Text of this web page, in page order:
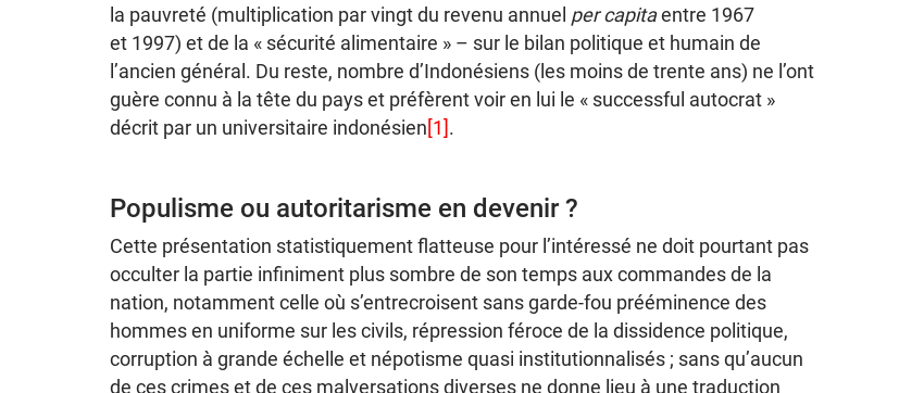
la pauvreté (multiplication par vingt du revenu annuel per capitaentre 1967
et 1997) et de la « sécurité alimentaire » – sur le bilan politique et humain de
l’ancien général. Du reste, nombre d’Indonésiens (les moins de trente ans) ne l’ont
guère connu à la tête du pays et préfèrent voir en lui le « successful autocrat »
décrit par un universitaire indonésien[1].
Populisme ou autoritarisme en devenir ?
Cette présentation statistiquement flatteuse pour l’intéressé ne doit pourtant pas
occulter la partie infiniment plus sombre de son temps aux commandes de la
nation, notamment celle où s’entrecroisent sans garde-fou prééminence des
hommes en uniforme sur les civils, répression féroce de la dissidence politique,
corruption à grande échelle et népotisme quasi institutionnalisés ; sans qu’aucun
de ces crimes et de ces malversations diverses ne donne lieu à une traduction